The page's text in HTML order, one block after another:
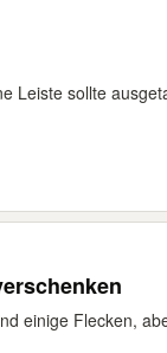
Leiste sollte
Sofa Couch zu verschenken
einige Flecken,